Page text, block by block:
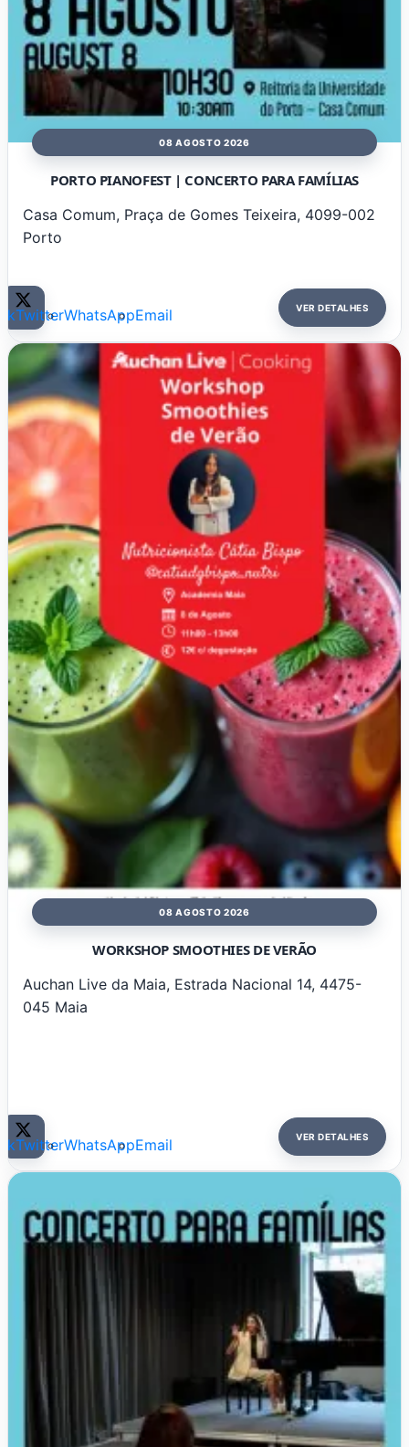
08 AGOSTO 2026
PORTO PIANOFEST | CONCERTO PARA FAMÍLIAS
Casa Comum, Praça de Gomes Teixeira, 4099-002
Porto
TwitterWhatsAppEmail VER DETALHES
08 AGOSTO 2026
WORKSHOP SMOOTHIES DE VERÃO
Auchan Live da Maia, Estrada Nacional 14, 4475-
045 Maia
TwitterWhatsAppEmail VER DETALHES